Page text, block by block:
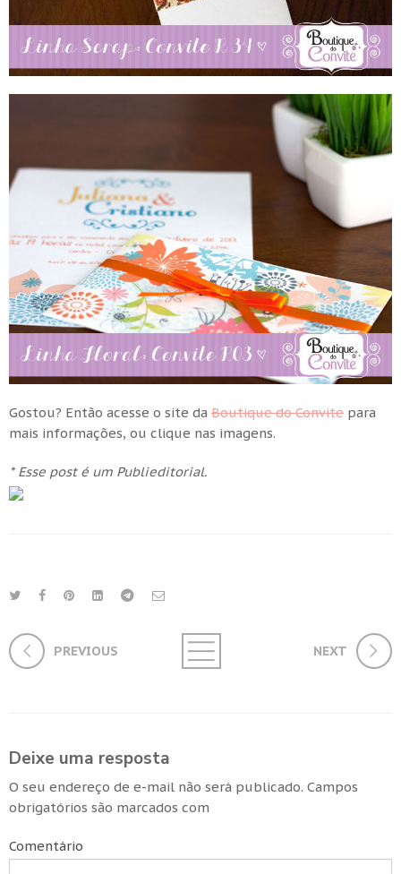
Gostou? Então acesse o site da Boutique do Convite para
mais informações, ou clique nas imagens.
* Esse post é um Publieditorial.
PREVIOUS NEXT
Deixe uma resposta
O seu endereço de e-mail não será publicado. Campos
obrigatórios são marcados com
Comentário